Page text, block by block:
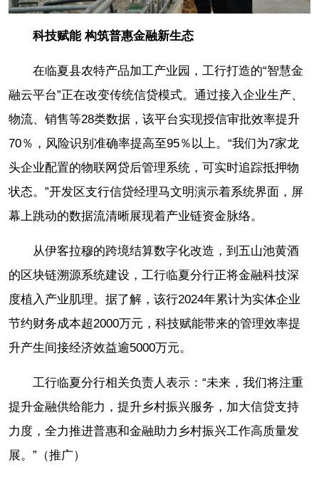
科技赋能 构筑普惠金融新生态
在临夏县农特产品加工产业园，工行打造的“智慧金
融云平台”正在改变传统信贷模式。通过接入企业生产、
物流、销售等28类数据，该平台实现授信审批效率提升
70％，风险识别准确率提高至95％以上。“我们为7家龙
头企业配置的物联网贷后管理系统，可实时追踪抵押物
状态。”开发区支行信贷经理马文明演示着系统界面，屏
幕上跳动的数据流清晰展现着产业链资金脉络。
从伊客拉穆的跨境结算数字化改造，到五山池黄酒
的区块链溯源系统建设，工行临夏分行正将金融科技深
度植入产业肌理。据了解，该行2024年累计为实体企业
节约财务成本超2000万元，科技赋能带来的管理效率提
升产生间接经济效益逾5000万元。
工行临夏分行相关负责人表示：“未来，我们将注重
提升金融供给能力，提升乡村振兴服务，加大信贷支持
力度，全力推进普惠和金融助力乡村振兴工作高质量发
展。”（推广）